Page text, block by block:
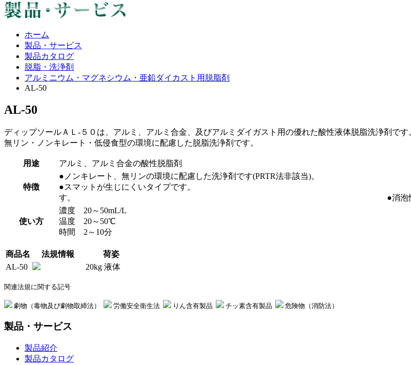
ホーム
製品・サービス
製品カタログ
脱脂・洗浄剤
アルミニウム・マグネシウム・亜鉛ダイカスト用脱脂剤
AL-50
AL-50
ディップソールＡＬ-５０は、アルミ、アルミ合金、及びアルミダイガスト用の優れた酸性液体脱脂洗浄剤です
無リン・ノンキレート・低侵食型の環境に配慮した脱脂洗浄剤です。
用途 アルミ、アルミ合金の酸性脱脂剤
特徴
●ノンキレート、無リンの環境に配慮した洗浄剤です(PRTR法非該当)。
●スマットが生じにくいタイプです。 ●バフ
す。 ●消泡性に優れているため、スプレー
使い方
濃度 20～50mL/L
温度 20～50℃
時間 2～10分
商品名 法規情報
荷姿
AL-50
20kg 液体
関連法規に関する記号
劇物（毒物及び劇物取締法） 労働安全衛生法 りん含有製品 チッ素含有製品 危険物（消防法）
製品・サービス
製品紹介
製品カタログ